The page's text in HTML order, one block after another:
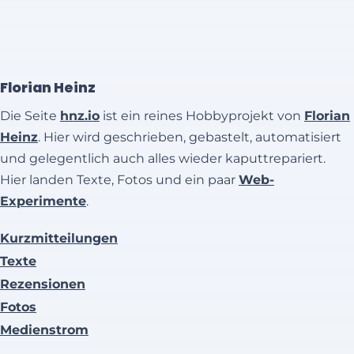
Florian Heinz
Die Seite hnz.io ist ein reines Hobbyprojekt von Florian
Heinz. Hier wird geschrieben, gebastelt, automatisiert
und gelegentlich auch alles wieder kaputtrepariert.
Hier landen Texte, Fotos und ein paar Web-
Experimente.
Kurzmitteilungen
Texte
Rezensionen
Fotos
Medienstrom